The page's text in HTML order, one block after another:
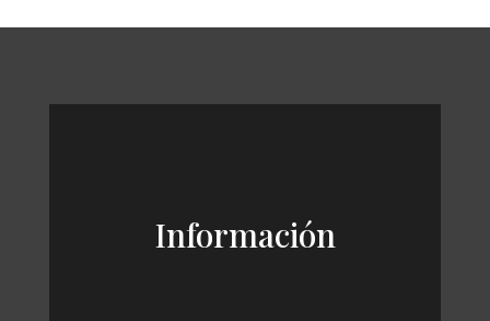
Información